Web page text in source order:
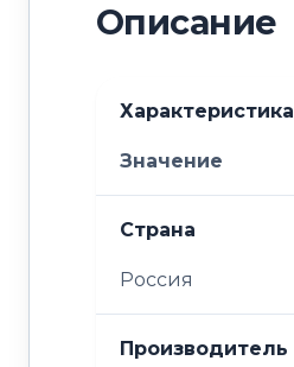
Описание
Характеристика
Значение
Страна
Россия
Производитель